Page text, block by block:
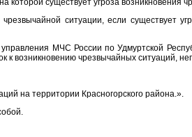
существует угроза возникновения
ситуации, если
МЧС России по Удмуртской
к возникновению чрезвычайных ситуаций,
на территории Красногорского района.».